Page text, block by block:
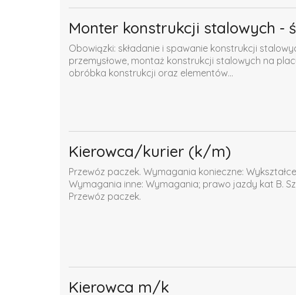
Monter konstrukcji stalowych -
Obowiązki: składanie i spawanie konstrukcji
przemysłowe, montaż konstrukcji stalowych na
obróbka konstrukcji oraz elementów...
Kierowca/kurier (k/m)
Przewóz paczek. Wymagania konieczne:
Wymagania inne: Wymagania; prawo jazdy kat B.
Przewóz paczek.
Kierowca m/k